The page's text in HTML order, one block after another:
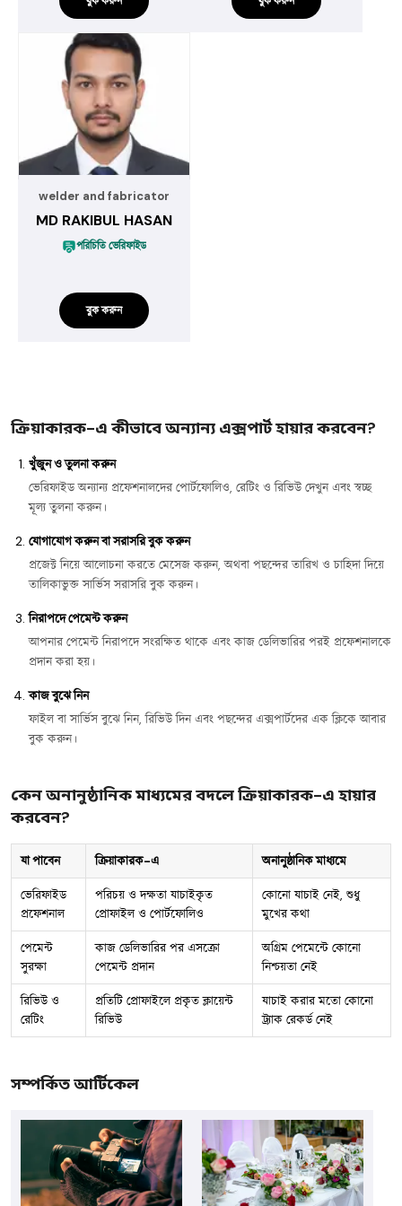
welder and fabricator
MD RAKIBUL HASAN
পরিচিতি ভেরিফাইড
বুক করুন
ক্রিয়াকারক-এ কীভাবে অন্যান্য এক্সপার্ট হায়ার করবেন?
খুঁজুন ও তুলনা করুন
ভেরিফাইড অন্যান্য প্রফেশনালদের পোর্টফোলিও, রেটিং ও রিভিউ দেখুন এবং স্বচ্ছ
মূল্য তুলনা করুন।
যোগাযোগ করুন বা সরাসরি বুক করুন
প্রজেক্ট নিয়ে আলোচনা করতে মেসেজ করুন, অথবা পছন্দের তারিখ ও চাহিদা দিয়ে
তালিকাভুক্ত সার্ভিস সরাসরি বুক করুন।
নিরাপদে পেমেন্ট করুন
আপনার পেমেন্ট নিরাপদে সংরক্ষিত থাকে এবং কাজ ডেলিভারির পরই প্রফেশনালকে
প্রদান করা হয়।
কাজ বুঝে নিন
ফাইল বা সার্ভিস বুঝে নিন, রিভিউ দিন এবং পছন্দের এক্সপার্টদের এক ক্লিকে আবার
বুক করুন।
কেন অনানুষ্ঠানিক মাধ্যমের বদলে ক্রিয়াকারক-এ হায়ার
করবেন?
যা পাবেন ক্রিয়াকারক-এ অনানুষ্ঠানিক মাধ্যমে
ভেরিফাইড
প্রফেশনাল
পরিচয় ও দক্ষতা যাচাইকৃত
প্রোফাইল ও পোর্টফোলিও
কোনো যাচাই নেই, শুধু
মুখের কথা
পেমেন্ট
সুরক্ষা
কাজ ডেলিভারির পর এসক্রো
পেমেন্ট প্রদান
অগ্রিম পেমেন্টে কোনো
নিশ্চয়তা নেই
রিভিউ ও
রেটিং
প্রতিটি প্রোফাইলে প্রকৃত ক্লায়েন্ট
রিভিউ
যাচাই করার মতো কোনো
ট্র্যাক রেকর্ড নেই
সম্পর্কিত আর্টিকেল